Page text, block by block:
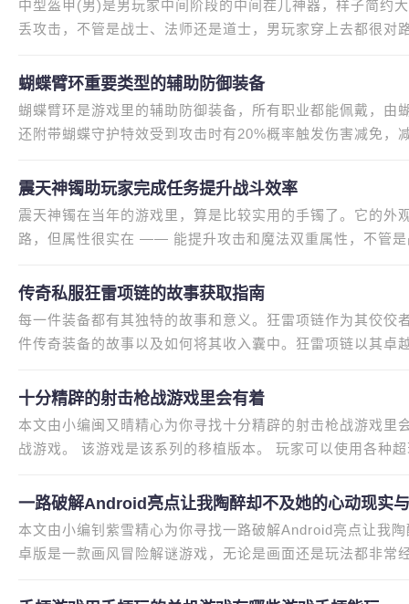
中型盔甲(男)是男玩家中间阶段的中间茬儿神器，样子简约
丢攻击，不管是战士、法师还是道士，男玩家穿上去都很
蝴蝶臂环重要类型的辅助防御装备
蝴蝶臂环是游戏里的辅助防御装备，所有职业都能佩戴，
还附带蝴蝶守护特效受到攻击时有20%概率触发伤害减免，
震天神镯助玩家完成任务提升战斗效率
震天神镯在当年的游戏里，算是比较实用的手镯了。它的外
路，但属性很实在 —— 能提升攻击和魔法双重属性，不管
传奇私服狂雷项链的故事获取指南
每一件装备都有其独特的故事和意义。狂雷项链作为其佼佼
件传奇装备的故事以及如何将其收入囊中。狂雷项链以其卓
十分精辟的射击枪战游戏里会有着
本文由小编闽又晴精心为你寻找十分精辟的射击枪战游戏
战游戏。 该游戏是该系列的移植版本。 玩家可以使用各种
一路破解Android亮点让我陶醉却不及她的心动现实
本文由小编钊紫雪精心为你寻找一路破解Android亮点让我
卓版是一款画风冒险解谜游戏，无论是画面还是玩法都非